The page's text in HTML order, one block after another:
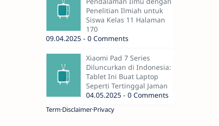
Penelitian Ilmiah untuk
Siswa Kelas 11 Halaman
170
09.04.2025 - 0 Comments
Xiaomi Pad 7 Series
Diluncurkan di Indonesia:
Tablet Ini Buat Laptop
Seperti Tertinggal Jaman
04.05.2025 - 0 Comments
Term Disclaimer Privacy